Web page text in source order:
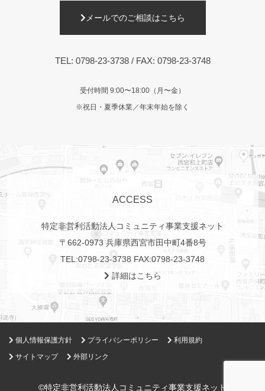
メールでのご相談はこちら
TEL: 0798-23-3738/ FAX: 0798-23-3748
受付時間 9:00〜18:00（月〜金）
※祝日・夏季休業／年末年始を除く
ACCESS
特定非営利活動法人コミュニティ事業支援ネット
〒662-0973 兵庫県西宮市田中町4番8号
TEL:0798-23-3738 FAX:0798-23-3748
詳細はこちら
個人情報保護方針 プライバシーポリシー
利用規約
サイトマップ
外部リンク
©特定非営利活動法人コミュニティ事業支援ネット